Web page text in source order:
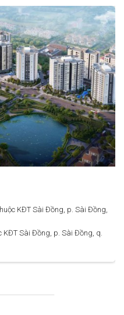
KĐT Sài Đồng, p. Sài Đồng,
KĐT Sài Đồng, p. Sài Đồng, q.